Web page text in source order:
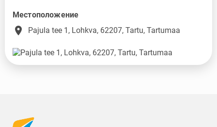
Местоположение
place Pajula tee 1, Lohkva, 62207, Tartu, Tartumaa